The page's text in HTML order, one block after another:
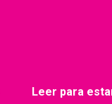
Leer para